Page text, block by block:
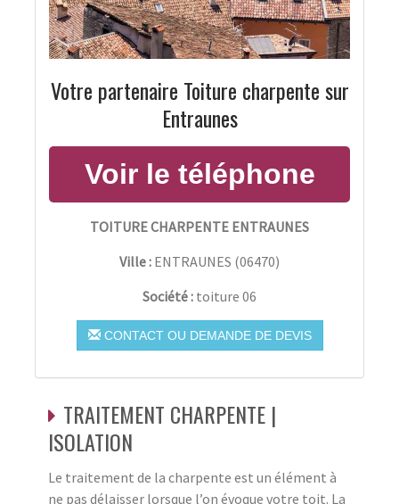
Votre partenaire Toiture charpente sur
Entraunes
TOITURE CHARPENTE ENTRAUNES
Ville : ENTRAUNES (06470)
Société : toiture 06
CONTACT OU DEMANDE DE DEVIS
TRAITEMENT CHARPENTE |
ISOLATION
Le traitement de la charpente est un élément à
ne pas délaisser lorsque l’on évoque votre toit. La